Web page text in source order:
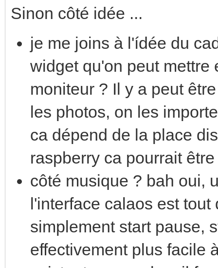
Sinon côté idée ...
je me joins à l'ídée du
widget qu'on peut mettre
moniteur ? Il y a peut
les photos, on les
ca dépend de la place
raspberry ca pourrait
côté musique ? bah oui,
l'interface calaos est
simplement start pause,
effectivement plus facile